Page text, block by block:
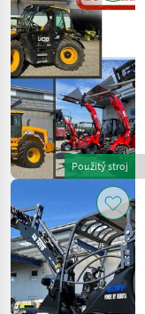
Použitý stroj